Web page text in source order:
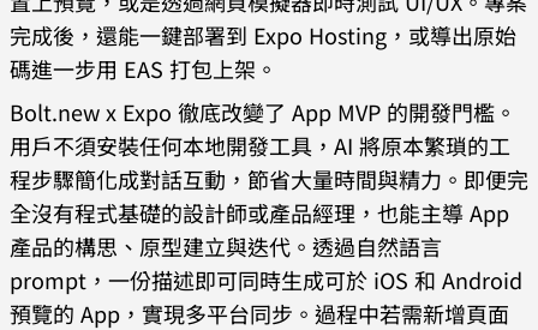
完成後，還能一鍵部署到 Expo Hosting，或導出原始
碼進一步用 EAS 打包上架。
Bolt.new x Expo 徹底改變了 App MVP 的開發門檻。
用戶不須安裝任何本地開發工具，AI 將原本繁瑣的工
程步驟簡化成對話互動，節省大量時間與精力。即便完
全沒有程式基礎的設計師或產品經理，也能主導 App
產品的構思、原型建立與迭代。透過自然語言
prompt，一份描述即可同時生成可於 iOS 和 Android
預覽的 App，實現多平台同步。過程中若需新增頁面